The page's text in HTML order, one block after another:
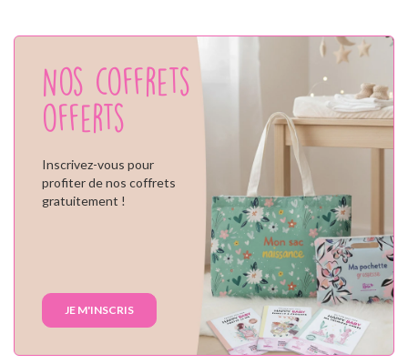
Nos coffrets
offerts
Inscrivez-vous pour
profiter de nos coffrets
gratuitement !
JE M'INSCRIS